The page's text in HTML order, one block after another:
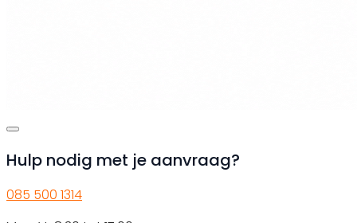
Hulp nodig met je aanvraag?
085 500 1314